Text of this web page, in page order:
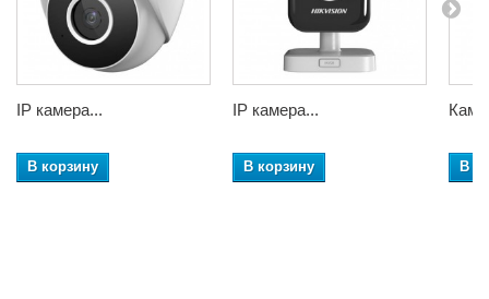
IP камера...
В корзину
IP камера...
В корзину В